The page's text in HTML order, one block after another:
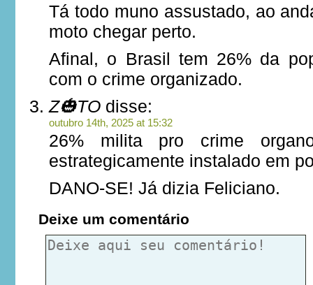
Tá todo muno assustado, ao
moto chegar perto.
Afinal, o Brasil tem 26% da
com o crime organizado.
Z🎃TO disse:
outubro 14th, 2025 at 15:32
26% milita pro crime
estrategicamente instalado em
DANO-SE! Já dizia Feliciano.
Deixe um comentário